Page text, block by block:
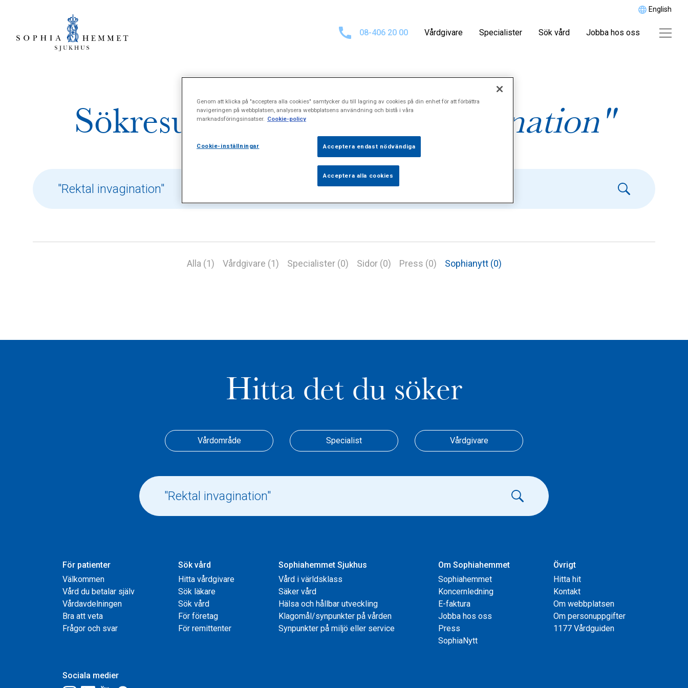
English
08-406 20 00 Vårdgivare Specialister Sök vård Jobba hos oss
Sökresultat för"Rektal invagination"
Alla (1) Vårdgivare (1) Specialister (0) Sidor (0) Press (0) Sophianytt (0)
Hitta det du söker
Vårdområde Specialist Vårdgivare
För patienter
Välkommen
Vård du betalar själv
Vårdavdelningen
Bra att veta
Frågor och svar
Sök vård
Hitta vårdgivare
Sök läkare
Sök vård
För företag
För remittenter
Sophiahemmet Sjukhus
Vård i världsklass
Säker vård
Hälsa och hållbar utveckling
Klagomål/synpunkter på vården
Synpunkter på miljö eller service
Om Sophiahemmet
Sophiahemmet
Koncernledning
E-faktura
Jobba hos oss
Press
SophiaNytt
Övrigt
Hitta hit
Kontakt
Om webbplatsen
Om personuppgifter
1177 Vårdguiden
Sociala medier
Genom att klicka på "acceptera alla cookies" samtycker du till lagring av cookies på din enhet för att förbättra
navigeringen på webbplatsen, analysera webbplatsens användning och bistå i våra
marknadsföringsinsatser. Cookie-policy
Cookie-inställningar Acceptera endast nödvändiga
Acceptera alla cookies